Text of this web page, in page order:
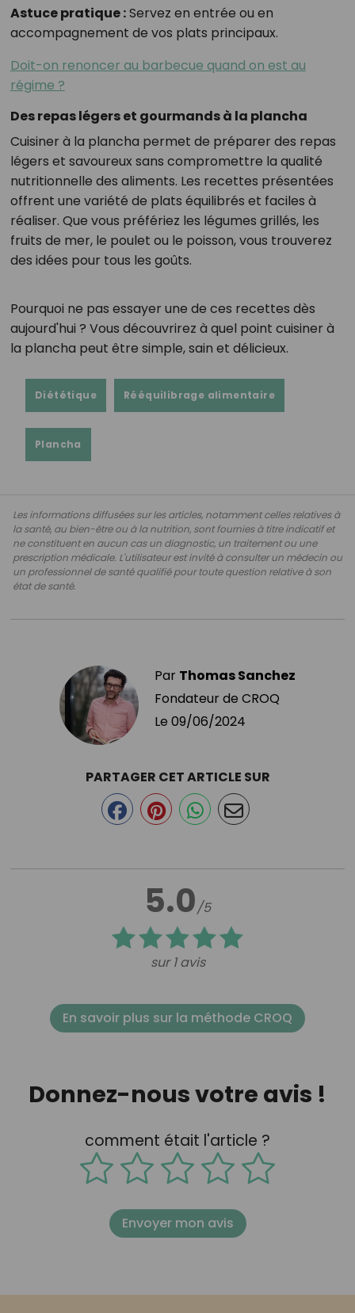
Astuce pratique :Servez en entrée ou en
accompagnement de vos plats principaux.
Doit-on renoncer au barbecue quand on est au
régime ?
Des repas légers et gourmands à la plancha
Cuisiner à la plancha permet de préparer des repas
légers et savoureux sans compromettre la qualité
nutritionnelle des aliments. Les recettes présentées
offrent une variété de plats équilibrés et faciles à
réaliser. Que vous préfériez les légumes grillés, les
fruits de mer, le poulet ou le poisson, vous trouverez
des idées pour tous les goûts.
Pourquoi ne pas essayer une de ces recettes dès
aujourd'hui ? Vous découvrirez à quel point cuisiner à
la plancha peut être simple, sain et délicieux.
Diététique Rééquilibrage alimentaire
Plancha
Les informations diffusées sur les articles, notamment celles relatives à
la santé, au bien-être ou à la nutrition, sont fournies à titre indicatif et
ne constituent en aucun cas un diagnostic, un traitement ou une
prescription médicale. L'utilisateur est invité à consulter un médecin ou
un professionnel de santé qualifié pour toute question relative à son
état de santé.
Par Thomas Sanchez
Fondateur de CROQ
Le 09/06/2024
5.0/5
sur 1 avis
PARTAGER CET ARTICLE SUR
En savoir plus sur la méthode CROQ
Donnez-nous votre avis !
comment était l'article ?
Envoyer mon avis